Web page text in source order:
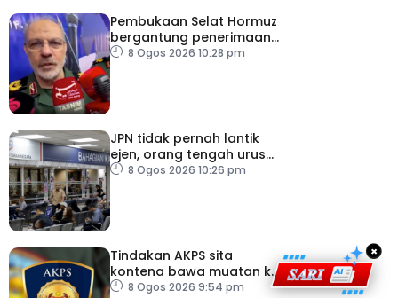
Pembukaan Selat Hormuz
bergantung penerimaan
AS – IRGC
8 Ogos 2026 10:28 pm
JPN tidak pernah lantik
ejen, orang tengah urus
dokumentasi
8 Ogos 2026 10:26 pm
Tindakan AKPS sita
kontena bawa muatan ke
Israel bukti ketegasan
8 Ogos 2026 9:54 pm
×